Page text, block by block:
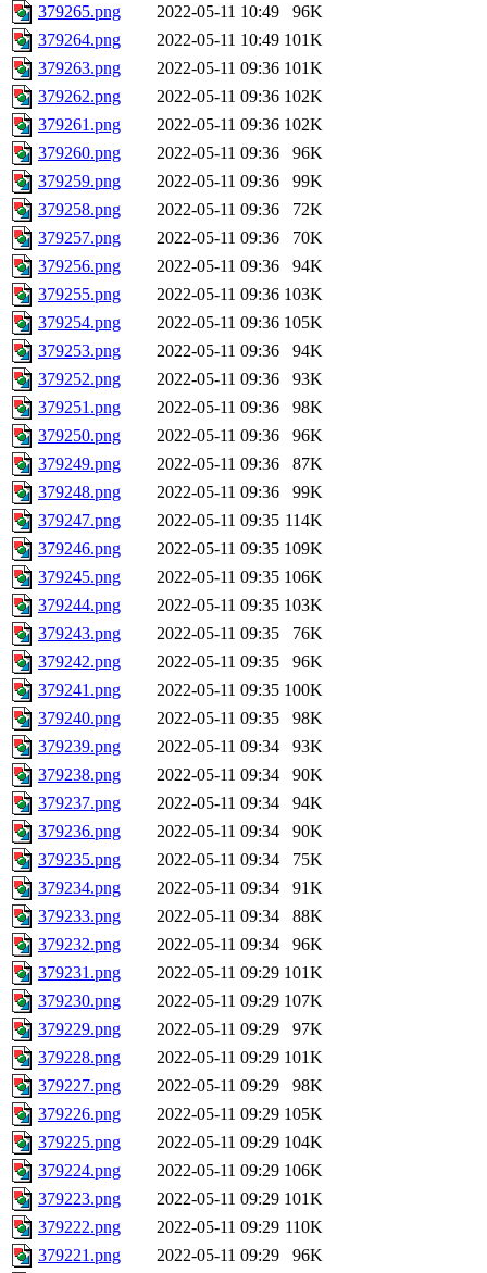
379265.png
2022-05-11 10:49
96K
379264.png
2022-05-11 10:49 101K
379263.png
2022-05-11 09:36 101K
379262.png
2022-05-11 09:36 102K
379261.png
2022-05-11 09:36 102K
379260.png
2022-05-11 09:36
96K
379259.png
2022-05-11 09:36
99K
379258.png
2022-05-11 09:36
72K
379257.png
2022-05-11 09:36
70K
379256.png
2022-05-11 09:36
94K
379255.png
2022-05-11 09:36 103K
379254.png
2022-05-11 09:36 105K
379253.png
2022-05-11 09:36
94K
379252.png
2022-05-11 09:36
93K
379251.png
2022-05-11 09:36
98K
379250.png
2022-05-11 09:36
96K
379249.png
2022-05-11 09:36
87K
379248.png
2022-05-11 09:36
99K
379247.png
2022-05-11 09:35 114K
379246.png
2022-05-11 09:35 109K
379245.png
2022-05-11 09:35 106K
379244.png
2022-05-11 09:35 103K
379243.png
2022-05-11 09:35
76K
379242.png
2022-05-11 09:35
96K
379241.png
2022-05-11 09:35 100K
379240.png
2022-05-11 09:35
98K
379239.png
2022-05-11 09:34
93K
379238.png
2022-05-11 09:34
90K
379237.png
2022-05-11 09:34
94K
379236.png
2022-05-11 09:34
90K
379235.png
2022-05-11 09:34
75K
379234.png
2022-05-11 09:34
91K
379233.png
2022-05-11 09:34
88K
379232.png
2022-05-11 09:34
96K
379231.png
2022-05-11 09:29 101K
379230.png
2022-05-11 09:29 107K
379229.png
2022-05-11 09:29
97K
379228.png
2022-05-11 09:29 101K
379227.png
2022-05-11 09:29
98K
379226.png
2022-05-11 09:29 105K
379225.png
2022-05-11 09:29 104K
379224.png
2022-05-11 09:29 106K
379223.png
2022-05-11 09:29 101K
379222.png
2022-05-11 09:29 110K
379221.png
2022-05-11 09:29 96K